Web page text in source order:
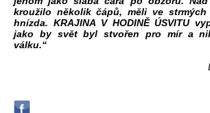
kroužilo několik čápů, měli ve
hnízda. KRAJINA V HODINĚ ÚSVITU
jako by svět byl stvořen pro mír a
válku.“